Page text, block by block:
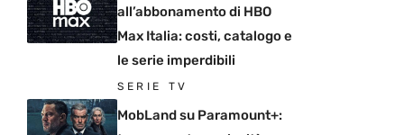
all’abbonamento di HBO
Max Italia: costi, catalogo e
le serie imperdibili
SERIE TV
MobLand su Paramount+: